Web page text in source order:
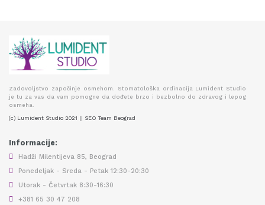
Zadovoljstvo započinje osmehom. Stomatološka ordinacija Lumident Studio
je tu za vas da vam pomogne da dođete brzo i bezbolno do zdravog i lepog
osmeha.
(c) Lumident Studio 2021 || SEO Team Beograd
Informacije:
Hadži Milentijeva 85, Beograd
Ponedeljak - Sreda - Petak 12:30-20:30
Utorak - Četvrtak 8:30-16:30
+381 65 30 47 208